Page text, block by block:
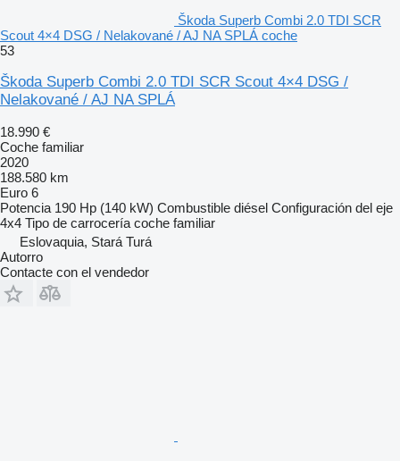
Škoda Superb Combi 2.0 TDI SCR
Scout 4×4 DSG / Nelakované / AJ NA SPLÁ coche
53
Škoda Superb Combi 2.0 TDI SCR Scout 4×4 DSG /
Nelakované / AJ NA SPLÁ
18.990 €
Coche familiar
2020
188.580 km
Euro 6
Potencia 190 Hp (140 kW) Combustible diésel Configuración del eje
4x4 Tipo de carrocería coche familiar
Eslovaquia, Stará Turá
Autorro
Contacte con el vendedor